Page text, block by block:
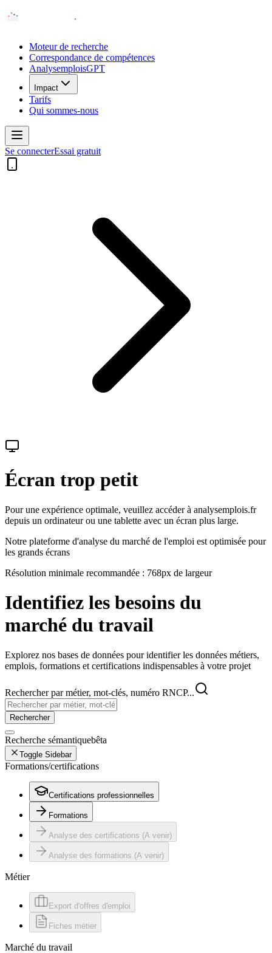
Moteur de recherche
Correspondance de compétences
AnalysemploisGPT
Impact
Tarifs
Qui sommes-nous
Se connecterEssai gratuit
Écran trop petit
Pour une expérience optimale, veuillez accéder à analysemplois.fr
depuis un ordinateur ou une tablette avec un écran plus large.
Notre plateforme d'analyse du marché de l'emploi est optimisée pour
les grands écrans
Résolution minimale recommandée : 768px de largeur
Identifiez les besoins du
marché du travail
Explorez nos bases de données pour identifier les données métiers,
emplois, formations et certifications indispensables à votre projet
Rechercher par métier, mot-clés, numéro RNCP...
Rechercher
Recherche sémantiquebêta
Toggle Sidebar
Formations/certifications
Certifications professionnelles
Formations
Analyse des certifications (A venir)
Analyse des formations (A venir)
Métier
Export d'offres d'emploi
Fiches métier
Marché du travail